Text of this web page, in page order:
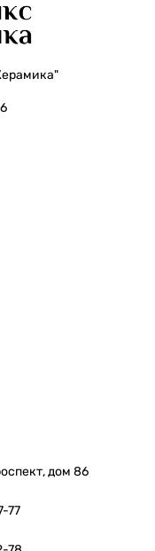
дом 86
77